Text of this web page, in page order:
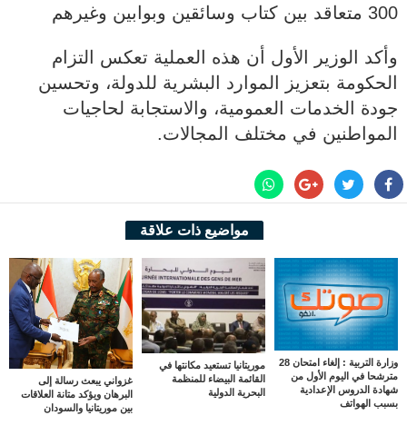
300 متعاقد بين كتاب وسائقين وبوابين وغيرهم
وأكد الوزير الأول أن هذه العملية تعكس التزام
الحكومة بتعزيز الموارد البشرية للدولة، وتحسين
جودة الخدمات العمومية، والاستجابة لحاجيات
المواطنين في مختلف المجالات.
مواضيع ذات علاقة
وزارة التربية : إلغاء امتحان 28
مترشحا في اليوم الأول من
شهادة الدروس الإعدادية
بسبب الهواتف
موريتانيا تستعيد مكانتها في
القائمة البيضاء للمنظمة
البحرية الدولية
غزواني يبعث رسالة إلى
البرهان ويؤكد متانة العلاقات
بين موريتانيا والسودان